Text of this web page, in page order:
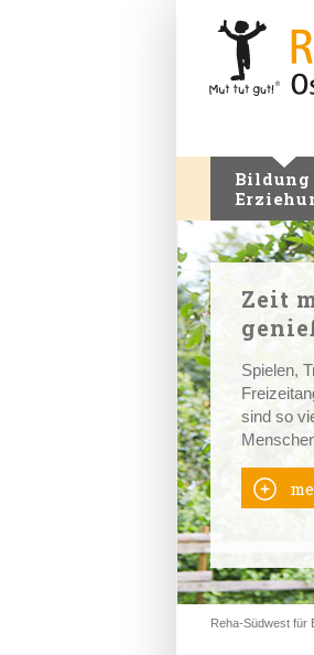
Bildung
Zeit
Spielen,
sind so
Reha-Südwest für